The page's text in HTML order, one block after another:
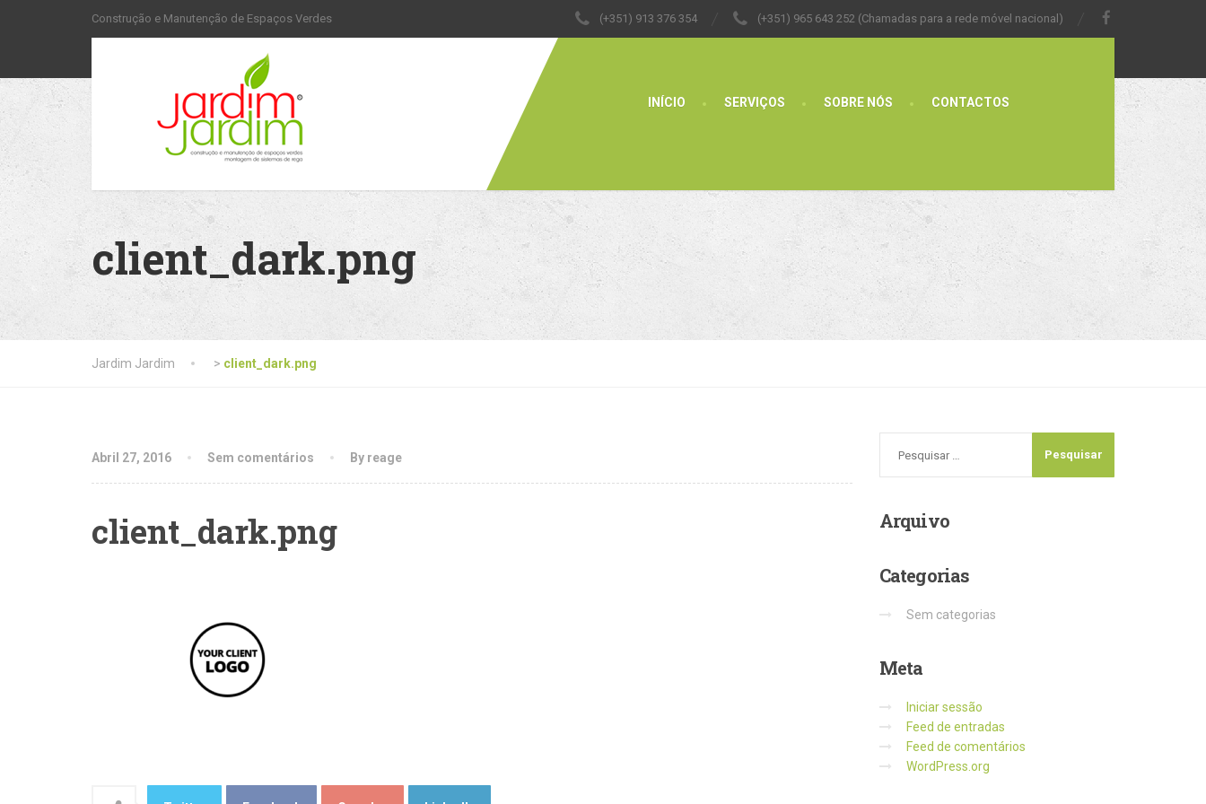
Construção e Manutenção de Espaços Verdes (+351) 913 376 354 (+351) 965 643 252 (Chamadas para a rede móvel nacional)
INÍCIO SERVIÇOS SOBRE NÓS CONTACTOS
client_dark.png
Jardim Jardim > client_dark.png
Abril 27, 2016 Sem comentários By reage
client_dark.png Arquivo
Categorias
Sem categorias
Meta
Iniciar sessão
Feed de entradas
Feed de comentários
WordPress.org